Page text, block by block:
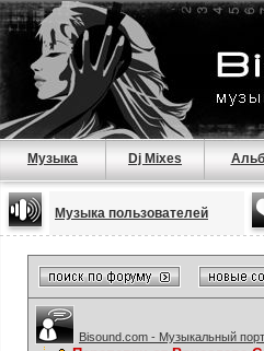
Музыка Dj Mixes
Музыка пользователей
Bisound.com - Музыкальный